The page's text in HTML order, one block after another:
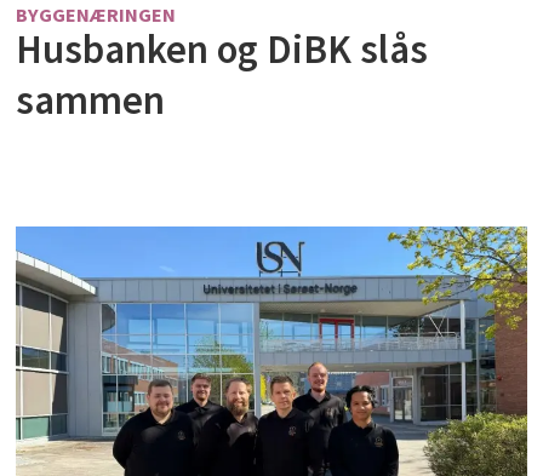
BYGGENÆRINGEN
Husbanken og DiBK slås
sammen